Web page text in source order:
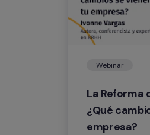
Webinar
La Reforma
¿Qué
empresa?